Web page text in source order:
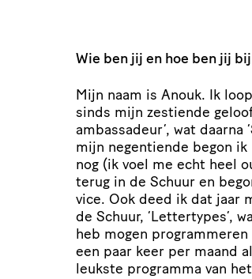
Wie ben jij en hoe ben jij
Mijn naam is Anouk. Ik
sinds mijn zestiende
am­bas­sa­deur’, wat daarna ‘
mijn negentiende begon
nog (ik voel me echt heel
terug in de Schuur en
vice. Ook deed ik dat jaar
de Schuur, ‘Lettertypes’,
heb mogen
een paar keer per maand
leukste programma van